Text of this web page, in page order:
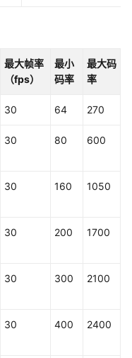
最大帧率
（fps）
最小
码率
最大码
率
30 64 270
30 80 600
30 160 1050
30 200 1700
30 300 2100
30 400 2400